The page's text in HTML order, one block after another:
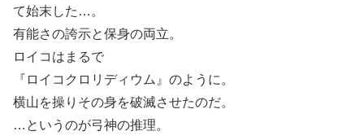
て始末した…。
有能さの誇示と保身の両立。
ロイコはまるで
『ロイコクロリディウム』のように。
横山を操りその身を破滅させたのだ。
…というのが弓神の推理。